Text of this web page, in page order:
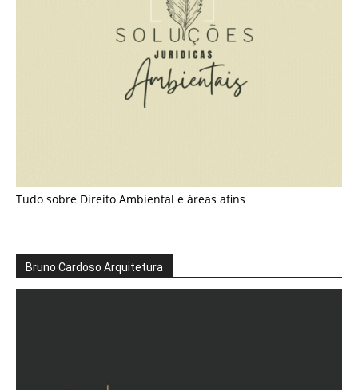
Tudo sobre Direito Ambiental e áreas afins
Bruno Cardoso Arquitetura